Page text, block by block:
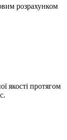
розрахунком
якості протягом